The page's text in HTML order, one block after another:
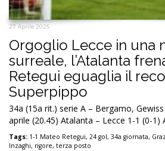
27 Aprile 2025
Orgoglio Lecce in una
surreale, l’Atalanta
Retegui eguaglia il
Superpippo
34a (15a rit.) serie A – Bergamo,
aprile (20.45) Atalanta – Lecce 1-1 (0-1)
Tags: 1-1 Mateo Retegui, 24 gol, 34a giornata,
Inzaghi, rigore, terza posto